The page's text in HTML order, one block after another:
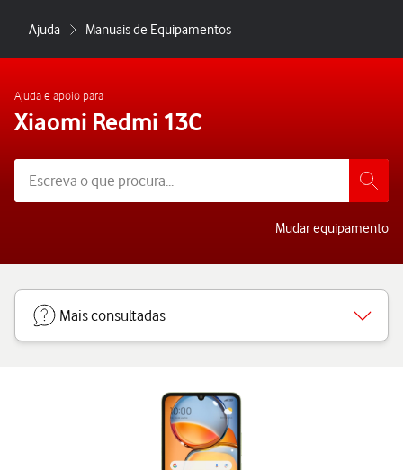
Ajuda Manuais de Equipamentos
Ajuda e apoio para
Xiaomi Redmi 13C
Mudar equipamento
Mais consultadas